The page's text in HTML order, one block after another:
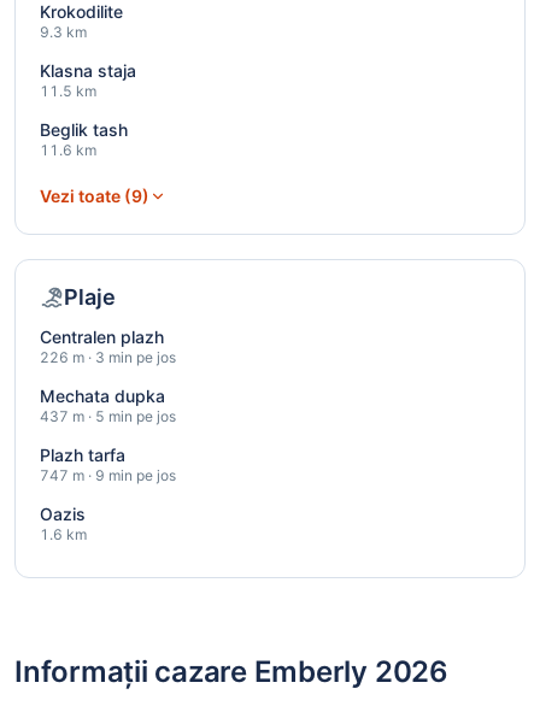
Krokodilite
9.3 km
Klasna staja
11.5 km
Beglik tash
11.6 km
Vezi toate (9)
Plaje
Centralen plazh
226 m · 3 min pe jos
Mechata dupka
437 m · 5 min pe jos
Plazh tarfa
747 m · 9 min pe jos
Oazis
1.6 km
Informații cazare Emberly 2026